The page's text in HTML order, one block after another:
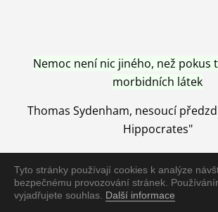
Tyto stránky používají cookies k analýze
bezpečnému provozování stránek.
vyjadřujete souhlas. Další informace
Nemoc není nic jiného, než pokus
morbidních látek
Thomas Sydenham, nesoucí
Hippocrates"
Nemoc je vyléčena jen pomocí